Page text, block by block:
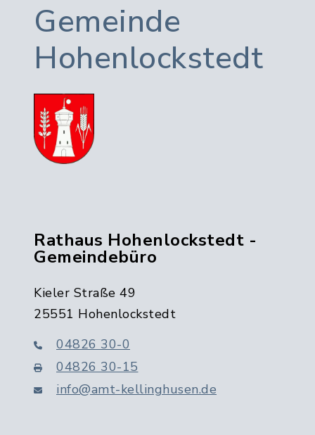
Gemeinde
Hohenlockstedt
Rathaus Hohenlockstedt -
Gemeindebüro
Kieler Straße 49
25551 Hohenlockstedt
04826 30-0
04826 30-15
info@amt-kellinghusen.de